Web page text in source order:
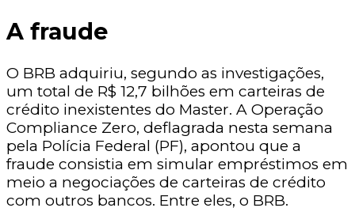
A fraude
O BRB adquiriu, segundo as investigações,
um total de R$ 12,7 bilhões em carteiras de
crédito inexistentes do Master. A Operação
Compliance Zero, deflagrada nesta semana
pela Polícia Federal (PF), apontou que a
fraude consistia em simular empréstimos em
meio a negociações de carteiras de crédito
com outros bancos. Entre eles, o BRB.